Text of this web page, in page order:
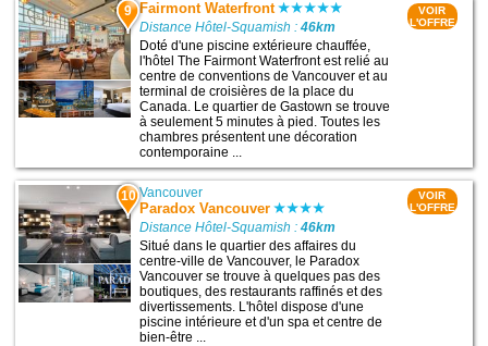
9 Fairmont Waterfront
Distance Hôtel-Squamish :46km
Doté d'une piscine extérieure chauffée,
l'hôtel The Fairmont Waterfront est relié au
centre de conventions de Vancouver et au
terminal de croisières de la place du
Canada. Le quartier de Gastown se trouve
à seulement 5 minutes à pied. Toutes les
chambres présentent une décoration
contemporaine ...
VOIR
L'OFFRE
10 Vancouver
Paradox Vancouver
Distance Hôtel-Squamish :46km
Situé dans le quartier des affaires du
centre-ville de Vancouver, le Paradox
Vancouver se trouve à quelques pas des
boutiques, des restaurants raffinés et des
divertissements. L'hôtel dispose d'une
piscine intérieure et d'un spa et centre de
bien-être ...
VOIR
L'OFFRE